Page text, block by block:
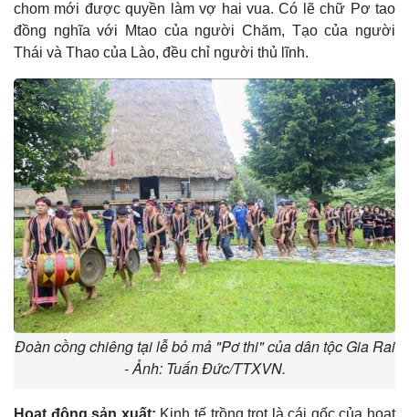
chom mới được quyền làm vợ hai vua. Có lẽ chữ Pơ tao
đồng nghĩa với Mtao của người Chăm, Tạo của người
Thái và Thao của Lào, đều chỉ người thủ lĩnh.
Đoàn cồng chiêng tại lễ bỏ mả "Pơ thi" của dân tộc Gia Rai
- Ảnh: Tuấn Đức/TTXVN.